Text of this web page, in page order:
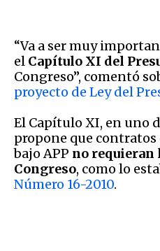
“Va a ser muy
el Capítulo XI del
Congreso”, comentó
proyecto de Ley del
El Capítulo XI, en uno
propone que contratos
bajo APP no requieran
Congreso, como lo
Número 16-2010.